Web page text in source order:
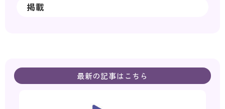
掲載
最新の記事はこちら